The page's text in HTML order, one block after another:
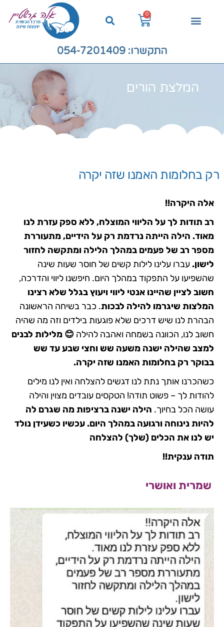
0
התקשרו: 054-7201409
המלצת הורים
רק בחלומות האמנו שזה יקרה
אלה היקרה!!
רב תודות לך על הליווי המוצלח, ללא ספק עזרת לנו
מאוד. הילה הייתה נרדמת רק על הידיים, מתעוררת
מספר רב של פעמים במהלך הלילה ומתקשה לחזור
לישון. עברו עלינו לילות קשים של חוסר שעות שינה
שהשפיעו על התפקוד במהלך היום. חיפשנו ליווי והדרכה,
חשוב לציין שהיינו אנטי ליווי ויעוץ בגלל שלא רצינו
המלצות שיגרמו להילה לבכות. כבר בשיחה הראשונה
הבהרת לנו שיש דרכים שלא פוגעות בילדים וזה מה שהיה
חשוב לנו, הכוונה בשמחה ואהבה להילה 😊 מלילות לבנים
למצב שהילה ישנה משעה שש וחצי שבע עד שש
בבוקר רק בחלומות האמנו שזה יקרה.
כשהכרנו אותך נתת לנו דגשים להצלחה ואין לנו מילים
להודות לך – פשוט תודה! הטקסים עובדים מצוין והילה
עושה הכל בחיוך. הילה ישנה ברציפות מה שגרם לה
להיות נינוחה ורגועה במהלך היום. עכשיו כשעידן נולד
יש לנו את הכלים (שלך) להצלחה
תודה ענקית!!
שמרית ואושרי